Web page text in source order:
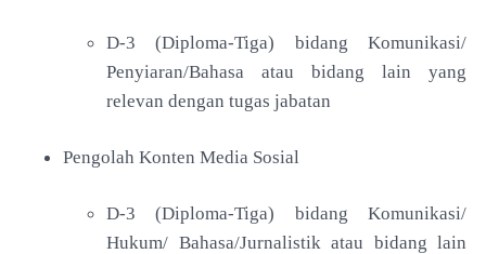
D-3 (Diploma-Tiga) bidang Komunikasi/
Penyiaran/Bahasa atau bidang lain yang
relevan dengan tugas jabatan
Pengolah Konten Media Sosial
D-3 (Diploma-Tiga) bidang Komunikasi/
Hukum/ Bahasa/Jurnalistik atau bidang lain